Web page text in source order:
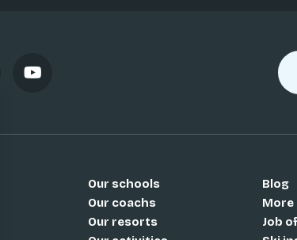
Our schools
Our coachs
Our resorts
Blog
More
Job